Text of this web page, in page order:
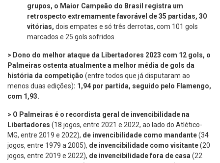
grupos, o Maior Campeão do Brasil registra um
retrospecto extremamente favorável de 35 partidas, 30
vitórias, dois empates e só três derrotas, com 101 gols
marcados e 25 gols sofridos.
> Dono do melhor ataque da Libertadores 2023 com 12 gols, o
Palmeiras ostenta atualmente a melhor média de gols da
história da competição (entre todos que já disputaram ao
menos duas edições): 1,94 por partida, seguido pelo Flamengo,
com 1,93.
> O Palmeiras é o recordista geral de invencibilidade na
Libertadores (18 jogos, entre 2021 e 2022, ao lado do Atlético-
MG, entre 2019 e 2022), de invencibilidade como mandante(34
jogos, entre 1979 a 2005), de invencibilidade como visitante(20
jogos, entre 2019 e 2022), de invencibilidade fora de casa (22